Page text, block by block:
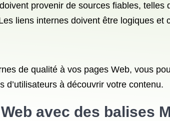
provenir de sources fiables,
liens internes doivent être logiques et
de qualité à vos pages Web, vous
à découvrir votre contenu.
avec des balises